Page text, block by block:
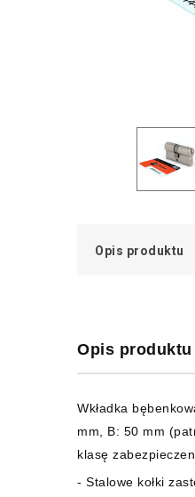
Opis produktu
Opis produktu
Wkładka
mm, B: 50 mm
klasę
- Stalowe kołki